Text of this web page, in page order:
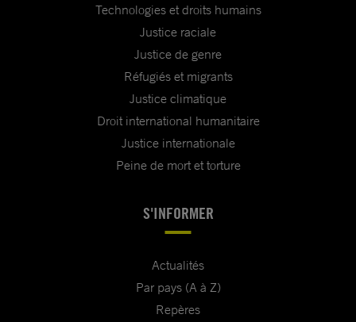
Technologies et droits humains
Justice raciale
Justice de genre
Réfugiés et migrants
Justice climatique
Droit international humanitaire
Justice internationale
Peine de mort et torture
S'INFORMER
Actualités
Par pays (A à Z)
Repères